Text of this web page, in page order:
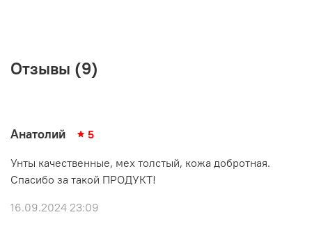
Отзывы (9)
Анатолий 5
Унты качественные, мех толстый, кожа добротная.
Спасибо за такой ПРОДУКТ!
16.09.2024 23:09